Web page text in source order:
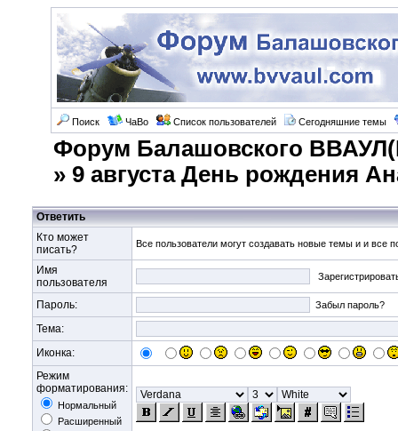
Поиск ЧаВо Список пользователей Сегодняшние темы
Форум Балашовского
» 9 августа День рождения
Ответить
Кто может
писать?
Все пользователи могут создавать новые темы и и все
Имя
пользователя
Пароль: Забыл пароль?
Тема:
Иконка:
Режим
форматирования:
Нормальный
Расширенный